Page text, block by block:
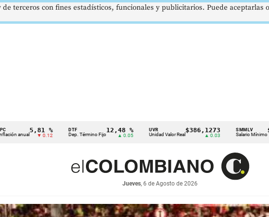
Dep. Término Fijo
12,48 %
▲ 0.05
UVR
Unidad Valor Real
$386,1273
▲ 0.03
SMMLV
Salario Mínimo
$1.750.905
—
Jueves, 6 de Agosto de 2026
terceros con fines estadísticos, funcionales y publicitarios. Puede aceptarlas